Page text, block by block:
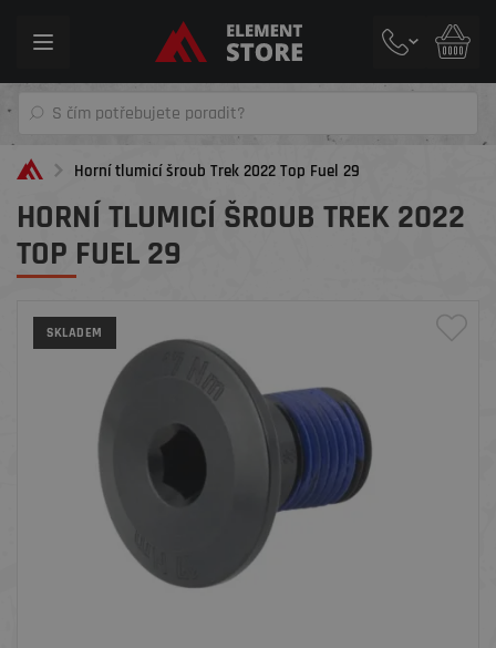
Toggle
Horní tlumicí šroub Trek 2022 Top Fuel 29
HORNÍ TLUMICÍ ŠROUB TREK 2022
TOP FUEL 29
SKLADEM